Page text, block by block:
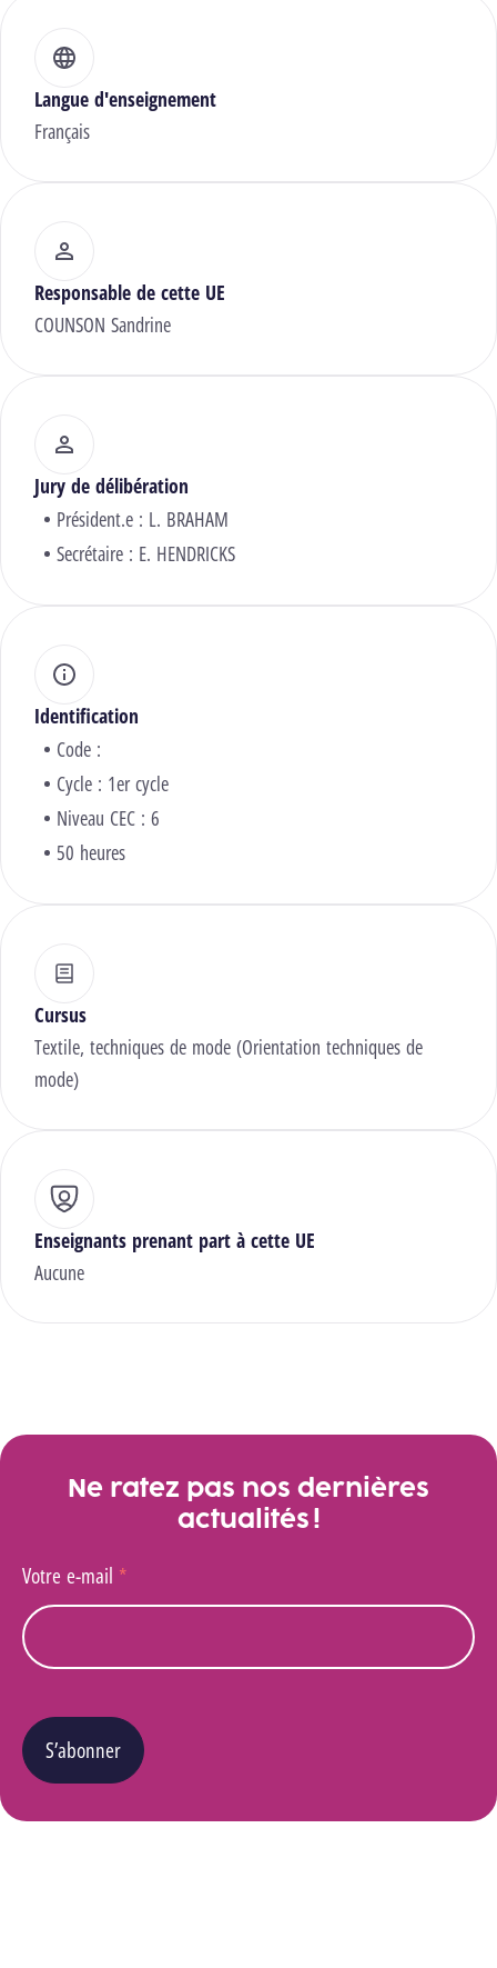
Langue d'enseignement
Français
Responsable de cette UE
COUNSON Sandrine
Jury de délibération
Président.e : L. BRAHAM
Secrétaire : E. HENDRICKS
Identification
Code :
Cycle : 1er cycle
Niveau CEC : 6
50 heures
Cursus
Textile, techniques de mode (Orientation techniques de
mode)
Enseignants prenant part à cette UE
Aucune
Ne ratez pas nos dernières
actualités !
Votre e-mail *
S’abonner